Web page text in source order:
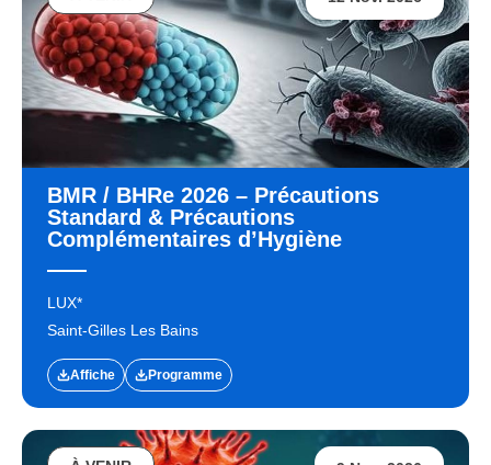
BMR / BHRe 2026 – Précautions
Standard & Précautions
Complémentaires d’Hygiène
LUX*
Saint-Gilles Les Bains
Affiche Programme